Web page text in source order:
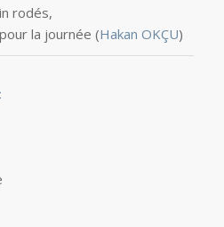
rodés,
la journée (Hakan OKÇU)